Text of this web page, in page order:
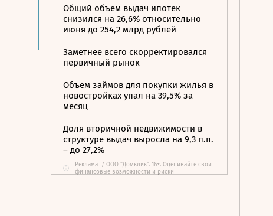
Общий объем выдач ипотек
снизился на 26,6% относительно
июня до 254,2 млрд рублей
Заметнее всего скорректировался
первичный рынок
Объем займов для покупки жилья в
новостройках упал на 39,5% за
месяц
Доля вторичной недвижимости в
структуре выдач выросла на 9,3 п.п.
– до 27,2%
Реклама / ООО "Домклик". 16+. Оценивайте свои
финансовые возможности и риски